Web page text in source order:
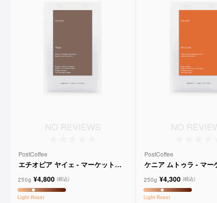
NO REVIEWS
PostCoffee
エチオピア ヤイェ - マーケットレ
250g ¥4,800 (税込)
Light Roast
NO
PostCoffee
ケニア ムトゥラ - マー
250g ¥4,300 (税込)
Light Roast